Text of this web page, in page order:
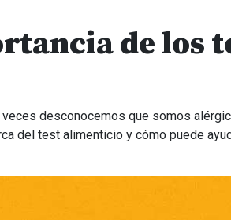
de los
veces desconocemos que somos
del test alimenticio y cómo puede